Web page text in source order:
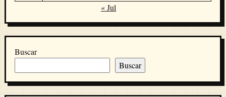
« Jul
Buscar
Buscar